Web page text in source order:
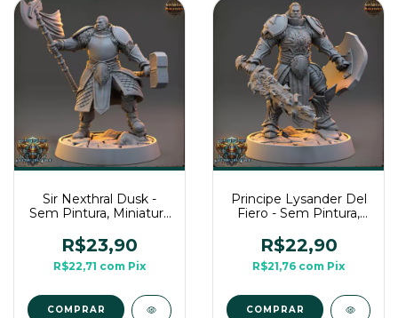
Sir Nexthral Dusk -
Sem Pintura, Miniatura
Mesa
R$23,90
R$22,71 com Pix
COMPRAR
Principe Lysander Del
Fiero - Sem Pintura,
Para Rpg de Mesa
R$22,90
R$21,76 com Pix
COMPRAR